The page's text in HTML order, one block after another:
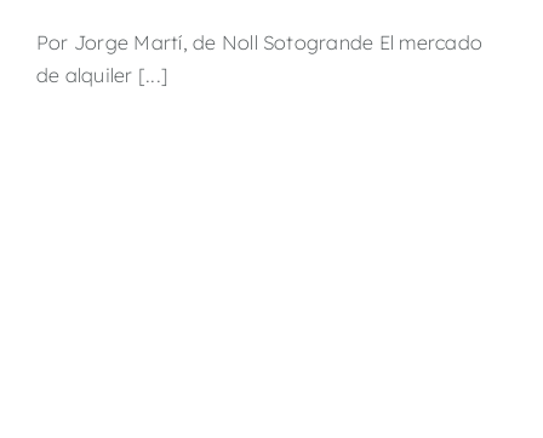
Por Jorge Martí, de Noll Sotogrande El mercado
de alquiler [...]